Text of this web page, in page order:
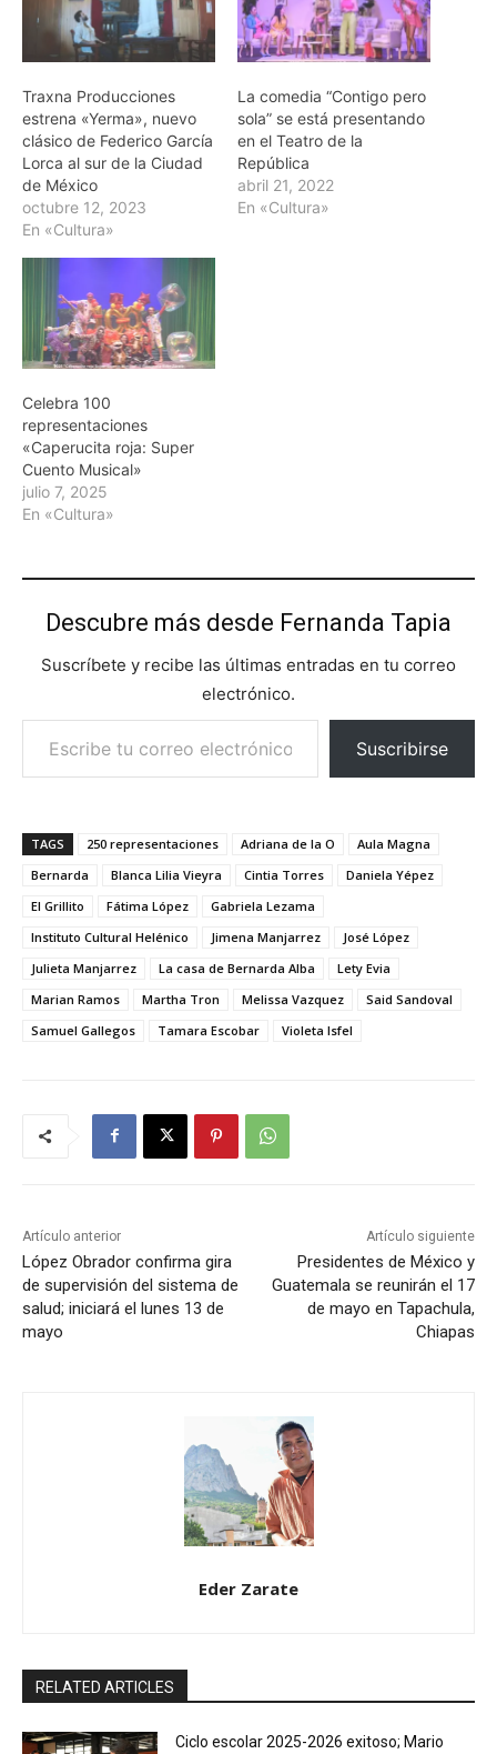
Traxna Producciones
estrena «Yerma», nuevo
clásico de Federico García
Lorca al sur de la Ciudad
de México
octubre 12, 2023
En «Cultura»
La comedia “Contigo pero
sola” se está presentando
en el Teatro de la
República
abril 21, 2022
En «Cultura»
Celebra 100
representaciones
«Caperucita roja: Super
Cuento Musical»
julio 7, 2025
En «Cultura»
Descubre más desde Fernanda Tapia
Suscríbete y recibe las últimas entradas en tu correo
electrónico.
Escribe tu correo electrónico…
Suscribirse
TAGS 250 representaciones Adriana de la O
Aula Magna
Bernarda
Blanca Lilia Vieyra Cintia Torres
Daniela Yépez
El Grillito
Fátima López
Gabriela Lezama
Instituto Cultural Helénico
Jimena Manjarrez
José López
Julieta Manjarrez
La casa de Bernarda Alba
Lety Evia
Marian Ramos
Martha Tron Melissa Vazquez
Said Sandoval
Samuel Gallegos
Tamara Escobar Violeta Isfel
Artículo anterior
López Obrador confirma gira
de supervisión del sistema de
salud; iniciará el lunes 13 de
mayo
Artículo siguiente
Presidentes de México y
Guatemala se reunirán el 17
de mayo en Tapachula,
Chiapas
Eder Zarate
RELATED ARTICLES
Ciclo escolar 2025-2026 exitoso; Mario